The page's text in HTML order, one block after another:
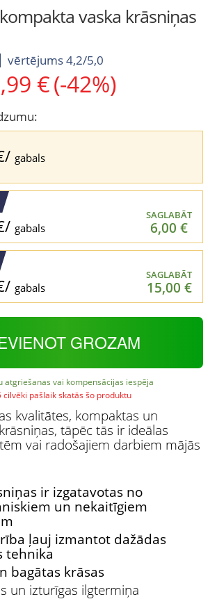
vaska krāsniņas
vērtējums 4,2/5,0
€.
€ Current
price
21,99 €.
(-42%)
/ gabals
/ gabals
SAGLABĀT
6,00 €
/ gabals
SAGLABĀT
15,00 €
GROZAM
atgriešanas vai kompensācijas iespēja
cilvēki pašlaik skatās šo produktu
kvalitātes, kompaktas un
tāpēc tās ir ideālas
vai radošajiem darbiem mājās
ir izgatavotas no
un nekaitīgiem
ļauj izmantot dažādas
tehnika
bagātas krāsas
un izturīgas ilgtermiņa